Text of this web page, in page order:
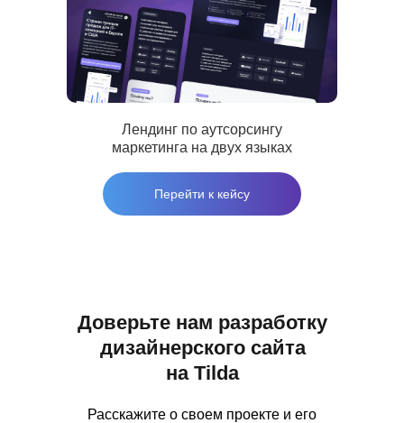
Лендинг по аутсорсингу
маркетинга на двух языках
Перейти к кейсу
Доверьте нам разработку
дизайнерского сайта
на Tilda
Расскажите о своем проекте и его
Политика конфиденциальности
© 2017 - 2026 NechaevStudio
Свидетельство о регистрации товарного
знака №1235355